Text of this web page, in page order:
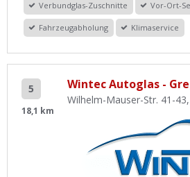
Verbundglas-Zuschnitte Vor-Ort-
Fahrzeugabholung Klimaservice
5
18,1 km
Wintec Autoglas -
Wilhelm-Mauser-Str. 41-